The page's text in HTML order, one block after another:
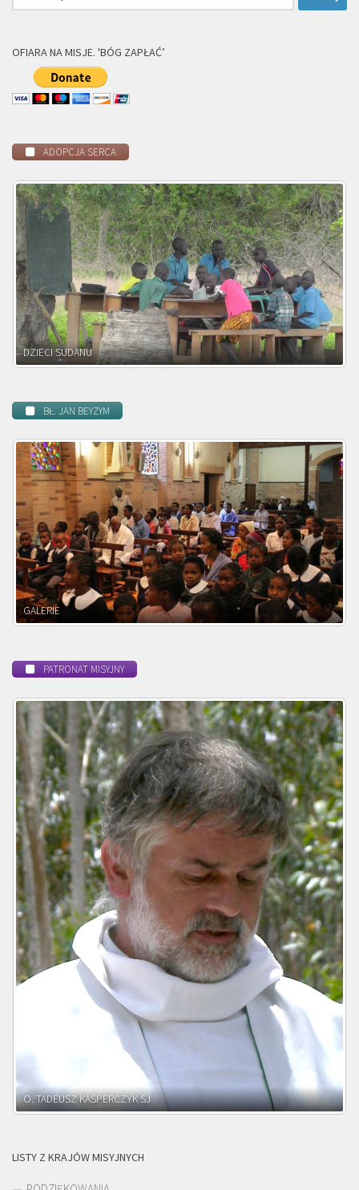
OFIARA NA MISJE. 'BÓG ZAPŁAĆ’
ADOPCJA SERCA
DZIECI ZAMBII
BŁ. JAN BEYZYM
POWOŁANIE MISYJNE
PATRONAT MISYJNY
O. ADNRZEJ LEŚNIARA SJ
LISTY Z KRAJÓW MISYJNYCH